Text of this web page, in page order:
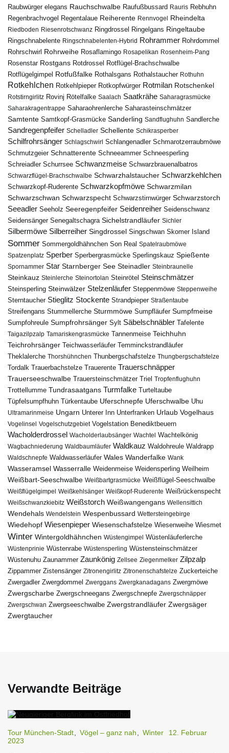
Raubwürger elegans Rauchschwalbe Raufußbussard Rauris Rebhuhn
Regenbrachvogel Regentalaue Reiherente Rennvogel Rheindelta
Riedboden Riesenrotschwanz Ringdrossel Ringelgans Ringeltaube
Ringschnabelente Ringschnabelenten-Hybrid Rohrammer Rohrdommel
Rohrschwirl Rohrweihe Rosaflamingo Rosapelikan Rosenheim-Pang
Rosenstar Rostgans Rotdrossel
Rotflügel-Brachschwalbe
Rotflügelgimpel Rotfußfalke Rothalsgans Rothalstaucher Rothuhn
Rotkehlchen Rotkehlpieper Rotkopfwürger Rotmilan Rotschenkel
Rotstirngirlitz Rovinj Rötelfalke Saalach Saatkrähe Saharagrasmücke
Saharakragentrappe Saharaohrenlerche Saharasteinschmätzer
Samtente Samtkopf-Grasmücke Sanderling Sandflughuhn Sandlerche
Sandregenpfeifer Schelladler Schellente Schikrasperber
Schilfrohrsänger Schlagschwirl Schlangenadler Schmarotzerraubmöwe
Schmutzgeier Schnatterente Schneeammer Schneesperling
Schreiadler Schurrsee Schwanzmeise Schwarzbrauenalbatros
Schwarzflügel-Brachschwalbe Schwarzhalstaucher Schwarzkehlchen
Schwarzkopf-Ruderente Schwarzkopfmöwe Schwarzmilan
Schwarzschwan Schwarzspecht Schwarzstirnwürger Schwarzstorch
Seeadler Seeholz Seeregenpfeifer Seidenreiher Seidenschwanz
Seidensänger Senegaltschagra Sichelstrandläufer Sichler
Silbermöwe Silberreiher Singdrossel Singschwan Skomer Island
Sommer Sommergoldhähnchen Son Real Spatelraubmöwe
Spatzenplatz Sperber Sperbergrasmücke Sperlingskauz Spießente
Spornammer Star Starnberger See Steinadler Steinbraunelle
Steinkauz Steinlerche Steinortolan Steinrötel Steinschmätzer
Steinsperling Steinwälzer Stelzenläufer Steppenmöwe Steppenweihe
Sterntaucher Stieglitz Stockente Strandpieper Straßentaube
Streifengans Stummellerche Sturmmöwe Sumpfläufer Sumpfmeise
Sumpfohreule Sumpfrohrsänger Sylt Säbelschnäbler Tafelente
Taigazilpzalp Tamariskengrasmücke Tannenmeise Teichhuhn
Teichrohrsänger Teichwasserläufer Temminckstrandläufer
Theklalerche Thorshühnchen Thunbergschafstelze Thungbergschafstelze
Tordalk Trauerbachstelze Trauerente Trauerschnäpper
Trauerseeschwalbe Trauersteinschmätzer Triel Tropfenflughuhn
Trottellumme Tundrasaatgans Turmfalke Turteltaube
Tüpfelsumpfhuhn
Türkentaube Uferschnepfe Uferschwalbe Uhu
Ultramarinmeise Ungarn Unterer Inn Unterfranken Urlaub Vogelhaus
Vogelinsel Vogelschutzgebiet Vogelstation Benediktbeuern
Wacholderdrossel Wacholderlaubsänger Wachtel Wachtelkönig
Wagbachniederung Waldbaumläufer Waldkauz Waldohreule Waldrapp
Waldschnepfe Waldwasserläufer Wales Wanderfalke Wank
Wasseramsel Wasserralle Weidenmeise Weidensperling Weilheim
Weißbart-Seeschwalbe Weißbartgrasmücke Weißflügel-Seeschwalbe
Weißflügelgimpel Weißkehlsänger Weißkopf-Ruderente Weißrückenspecht
Weißschwanzkiebitz Weißstorch Weißwangengans Wellensittich
Wendehals Wendelstein Wespenbussard Wettersteingebirge
Wiedehopf Wiesenpieper Wiesenschafstelze Wiesenweihe Wiesmet
Winter Wintergoldhähnchen Wüstengimpel Wüstenläuferlerche
Wüstenprinie Wüstenrabe Wüstensperling Wüstensteinschmätzer
Wüstenuhu Zaunammer Zaunkönig Zellsee Ziegenmelker Zilpzalp
Zippammer Zistensänger Zitronengirlitz Zitronenschafstelze Zuckerteiche
Zwergadler Zwergdommel Zwerggans Zwergkanadagans Zwergmöwe
Zwergscharbe Zwergschneegans Zwergschnepfe Zwergschnäpper
Zwergschwan Zwergseeschwalbe Zwergstrandläufer Zwergsäger
Zwergtaucher
Verwandte Beiträge
Tour München-Stadt Vögel – ganz nah Winter
12. Februar
2023